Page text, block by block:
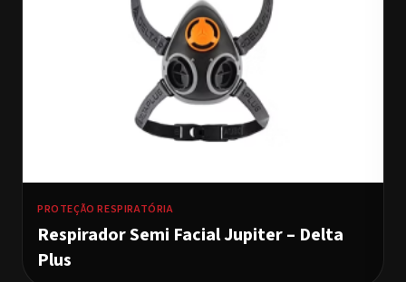
PROTEÇÃO RESPIRATÓRIA
Respirador Semi Facial Jupiter – Delta
Plus